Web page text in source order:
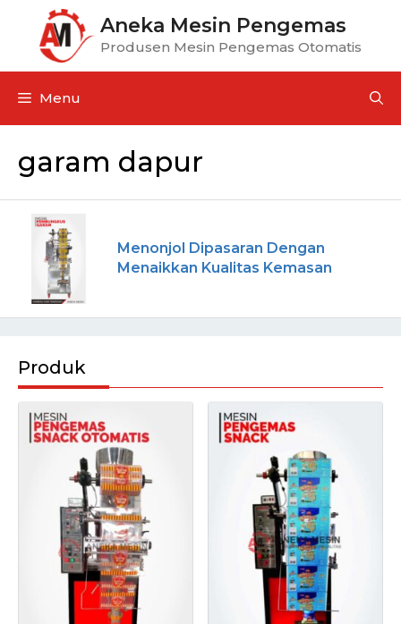
Aneka Mesin Pengemas
Produsen Mesin Pengemas Otomatis
Menu
garam dapur
Menonjol Dipasaran Dengan
Menaikkan Kualitas Kemasan
Produk